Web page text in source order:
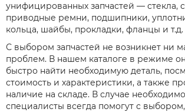
унифицированных запчастей — стекла,
приводные ремни, подшипники,
кольца, шайбы, прокладки, фланцы и т.д.
С выбором запчастей не возникнет ни
проблем. В нашем каталоге в режиме
быстро найти необходимую деталь,
стоимость и характеристики, а также
наличие на складе. В случае
специалисты всегда помогут с